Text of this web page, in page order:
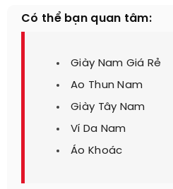
Có thể bạn quan tâm:
Giày Nam Giá Rẻ
Ao Thun Nam
Giày Tây Nam
Ví Da Nam
Áo Khoác